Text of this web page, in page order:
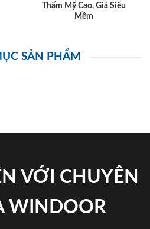
Thẩm Mỹ Cao, Giá Siêu
Mềm
SẢN PHẨM
VỚI CHUYÊN
WINDOOR